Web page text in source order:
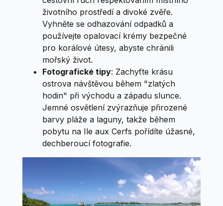
životního prostředí a divoké zvěře.
Vyhněte se odhazování odpadků a
používejte opalovací krémy bezpečné
pro korálové útesy, abyste chránili
mořský život.
Fotografické tipy: Zachyťte krásu
ostrova návštěvou během "zlatých
hodin" při východu a západu slunce.
Jemné osvětlení zvýrazňuje přirozené
barvy pláže a laguny, takže během
pobytu na Ile aux Cerfs pořídíte úžasné,
dechberoucí fotografie.